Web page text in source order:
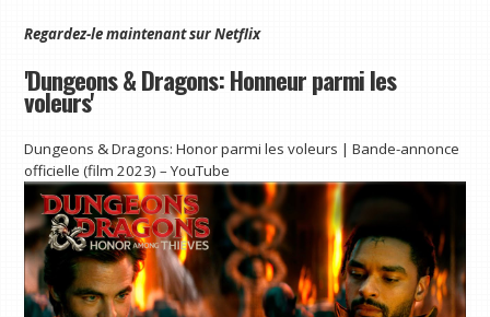
Regardez-le maintenant surNetflix
'Dungeons & Dragons: Honneur parmi les
voleurs'
Dungeons & Dragons: Honor parmi les voleurs | Bande-annonce
officielle (film 2023) – YouTube